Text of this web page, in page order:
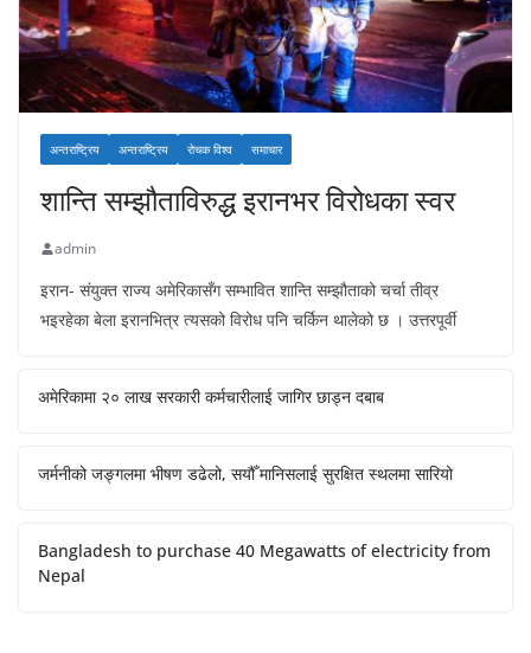
अन्तराष्ट्रिय अन्तराष्ट्रिय रोचक विश्व समाचार
शान्ति सम्झौताविरुद्ध इरानभर विरोधका स्वर
admin
इरान- संयुक्त राज्य अमेरिकासँग सम्भावित शान्ति सम्झौताको चर्चा तीव्र
भइरहेका बेला इरानभित्र त्यसको विरोध पनि चर्किन थालेको छ । उत्तरपूर्वी
अमेरिकामा २० लाख सरकारी कर्मचारीलाई जागिर छाड्न दबाब
जर्मनीको जङ्गलमा भीषण डढेलो, सयौँ मानिसलाई सुरक्षित स्थलमा सारियो
Bangladesh to purchase 40 Megawatts of electricity from
Nepal